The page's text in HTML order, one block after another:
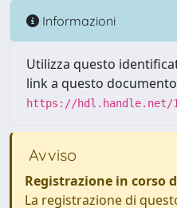
Informazioni
Utilizza questo
link a questo
https://hdl.handle.net/
Avviso
Registrazione in corso
La registrazione di